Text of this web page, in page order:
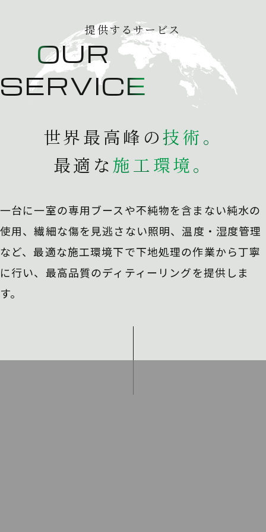
提供するサービス
OUR
SERVICE
世界最高峰の技術。
最適な施 工環境。
一台に一室の専用ブースや不純物を含まない純水の
使用、繊細な傷を見逃さない照明、温度・湿度管理
など、最適な施工環境下で下地処理の作業から丁寧
に行い、 最高品質のディティーリングを提供しま
す。